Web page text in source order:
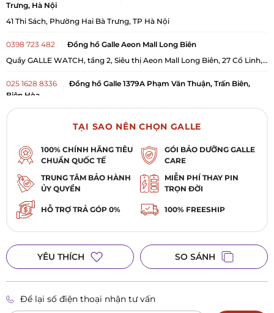
Trưng, Hà Nội
41 Thi Sách, Phường Hai Bà Trưng, TP Hà Nội
0398 723 482
Đồng hồ Galle Aeon Mall Long Biên
Quầy GALLE WATCH, tầng 2, Siêu thị Aeon Mall Long Biên, 27 Cổ Linh,
025 1628 8336
Đồng hồ Galle 1379A Phạm Văn Thuận, Trấn Biên,
Biên Hòa
Đồng hồ Galle Vincom Bắc Ninh
L1-K1 TTTM Vincom Plaza Lý Thái Tổ, Phường Kinh Bắc, TP. Bắc Ninh,
Tỉnh Bắc Ninh
0984 876 576
Đồng hồ Galle Aeon Mall Hà Đông
Tổ dân phố Hoàng Văn Thụ, Phường Dương Nội, TP.Hà Nội
TẠI SAO NÊN CHỌN GALLE
100% CHÍNH HÃNG TIÊU
CHUẨN QUỐC TẾ
GÓI BẢO DƯỠNG GALLE
CARE
TRUNG TÂM BẢO HÀNH
ỦY QUYỀN
MIỄN PHÍ THAY PIN
TRỌN ĐỜI
HỖ TRỢ TRẢ GÓP 0% 100% FREESHIP
YÊU THÍCH SO SÁNH
Để lại số điện thoại nhận tư vấn